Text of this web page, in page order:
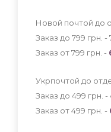
Новой почтой до
Заказ до 799 грн. -
Заказ от 799 грн. -
Укрпочтой до
Заказ до 499 грн. -
Заказ от 499 грн. -